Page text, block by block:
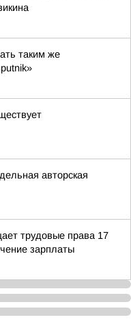
таким же
авторская
трудовые права 17
зарплаты